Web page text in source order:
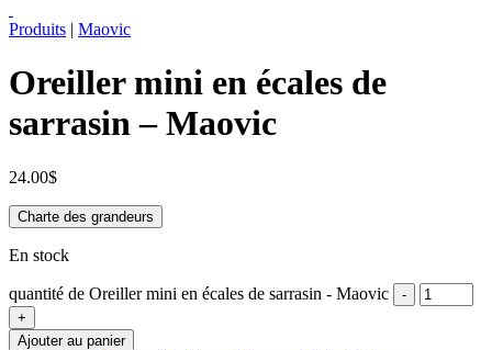
Produits | Maovic
Oreiller mini en écales de
sarrasin – Maovic
24.00$
Charte des grandeurs
En stock
quantité de Oreiller mini en écales de sarrasin - Maovic
-
+
Ajouter au panier